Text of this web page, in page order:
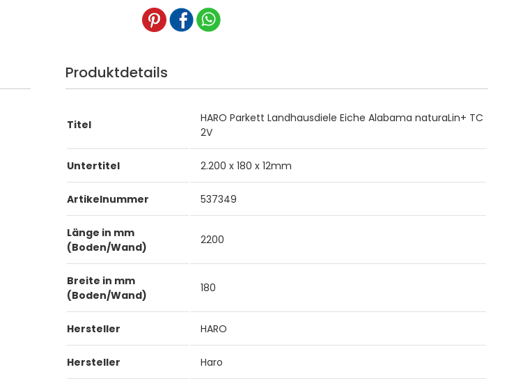
Produktdetails
Titel
HARO Parkett Landhausdiele Eiche Alabama naturaLin+ TC
2V
Untertitel 2.200 x 180 x 12mm
Artikelnummer 537349
Länge in mm
(Boden/Wand)
2200
Breite in mm
(Boden/Wand)
180
Hersteller HARO
Hersteller Haro